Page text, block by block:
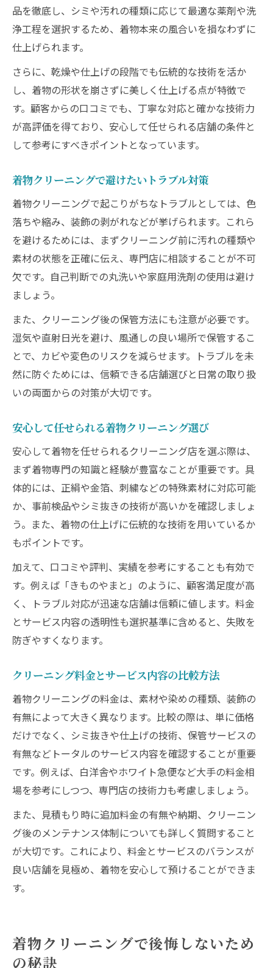
品を徹底し、シミや汚れの種類に応じて最適な薬剤や洗
浄工程を選択するため、着物本来の風合いを損なわずに
仕上げられます。
さらに、乾燥や仕上げの段階でも伝統的な技術を活か
し、着物の形状を崩さずに美しく仕上げる点が特徴で
す。顧客からの口コミでも、丁寧な対応と確かな技術力
が高評価を得ており、安心して任せられる店舗の条件と
して参考にすべきポイントとなっています。
着物クリーニングで避けたいトラブル対策
着物クリーニングで起こりがちなトラブルとしては、色
落ちや縮み、装飾の剥がれなどが挙げられます。これら
を避けるためには、まずクリーニング前に汚れの種類や
素材の状態を正確に伝え、専門店に相談することが不可
欠です。自己判断での丸洗いや家庭用洗剤の使用は避け
ましょう。
また、クリーニング後の保管方法にも注意が必要です。
湿気や直射日光を避け、風通しの良い場所で保管するこ
とで、カビや変色のリスクを減らせます。トラブルを未
然に防ぐためには、信頼できる店舗選びと日常の取り扱
いの両面からの対策が大切です。
安心して任せられる着物クリーニング選び
安心して着物を任せられるクリーニング店を選ぶ際は、
まず着物専門の知識と経験が豊富なことが重要です。具
体的には、正絹や金箔、刺繍などの特殊素材に対応可能
か、事前検品やシミ抜きの技術が高いかを確認しましょ
う。また、着物の仕上げに伝統的な技術を用いているか
もポイントです。
加えて、口コミや評判、実績を参考にすることも有効で
す。例えば「きものやまと」のように、顧客満足度が高
く、トラブル対応が迅速な店舗は信頼に値します。料金
とサービス内容の透明性も選択基準に含めると、失敗を
防ぎやすくなります。
クリーニング料金とサービス内容の比較方法
着物クリーニングの料金は、素材や染めの種類、装飾の
有無によって大きく異なります。比較の際は、単に価格
だけでなく、シミ抜きや仕上げの技術、保管サービスの
有無などトータルのサービス内容を確認することが重要
です。例えば、白洋舎やホワイト急便など大手の料金相
場を参考にしつつ、専門店の技術力も考慮しましょう。
また、見積もり時に追加料金の有無や納期、クリーニン
グ後のメンテナンス体制についても詳しく質問すること
が大切です。これにより、料金とサービスのバランスが
良い店舗を見極め、着物を安心して預けることができま
す。
着物クリーニングで後悔しないため
の秘訣